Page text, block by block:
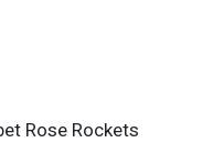
Rose Rockets